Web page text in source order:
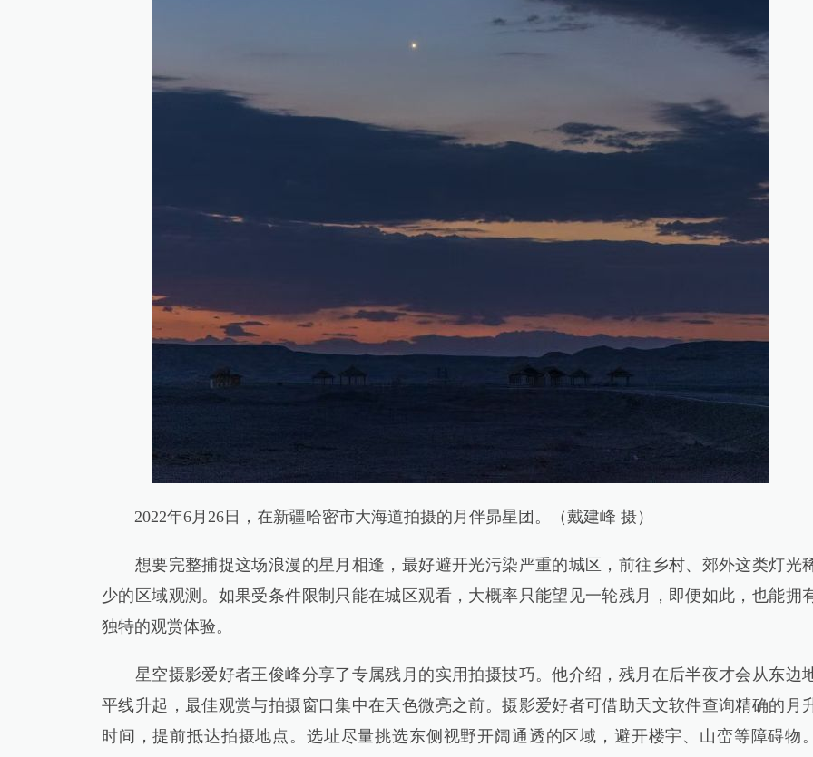
2022年6月26日，在新疆哈密市大海道拍摄的月伴昴星团。（戴建峰 摄）
想要完整捕捉这场浪漫的星月相逢，最好避开光污染严重的城区，前往乡村、郊外这类灯光
少的区域观测。如果受条件限制只能在城区观看，大概率只能望见一轮残月，即便如此，也能拥
独特的观赏体验。
星空摄影爱好者王俊峰分享了专属残月的实用拍摄技巧。他介绍，残月在后半夜才会从东边
平线升起，最佳观赏与拍摄窗口集中在天色微亮之前。摄影爱好者可借助天文软件查询精确的月
时间，提前抵达拍摄地点。选址尽量挑选东侧视野开阔通透的区域，避开楼宇、山峦等障碍物。